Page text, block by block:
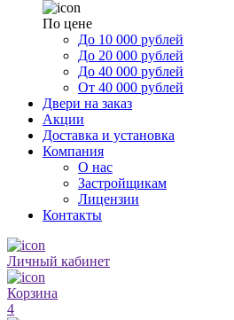
По цене
До 10 000 рублей
До 20 000 рублей
До 40 000 рублей
От 40 000 рублей
Двери на заказ
Акции
Доставка и установка
Компания
О нас
Застройщикам
Лицензии
Контакты
Личный кабинет
Корзина
4